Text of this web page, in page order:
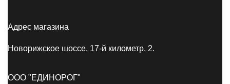
Адрес магазина
Новорижское шоссе, 17-й километр, 2.
ООО "ЕДИНОРОГ"